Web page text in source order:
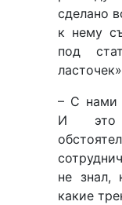
сделано
к нему
под
– С нами
И это
не знал,
какие